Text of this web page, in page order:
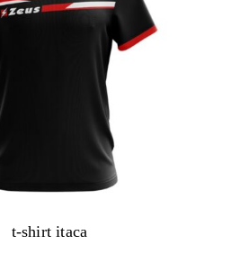
t-shirt itaca